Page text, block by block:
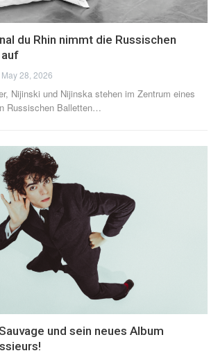
du Rhin nimmt die Russischen
May 28, 2026
Nijinski und Nijinska stehen im Zentrum eines
Russischen Balletten…
und sein neues Album